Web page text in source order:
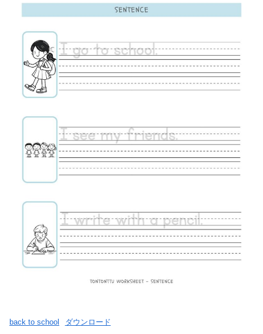
back to school ダウンロード